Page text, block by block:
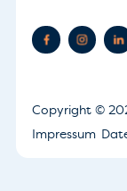
Copyright ©
Impressum